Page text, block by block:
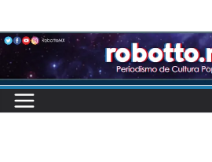
to
content